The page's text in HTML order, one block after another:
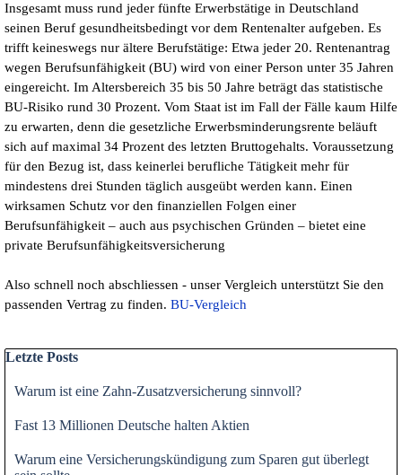
Insgesamt muss rund jeder fünfte Erwerbstätige in Deutschland
seinen Beruf gesundheitsbedingt vor dem Rentenalter aufgeben. Es
trifft keineswegs nur ältere Berufstätige: Etwa jeder 20. Rentenantrag
wegen Berufsunfähigkeit (BU) wird von einer Person unter 35 Jahren
eingereicht. Im Altersbereich 35 bis 50 Jahre beträgt das statistische
BU-Risiko rund 30 Prozent. Vom Staat ist im Fall der Fälle kaum Hilfe
zu erwarten, denn die gesetzliche Erwerbsminderungsrente beläuft
sich auf maximal 34 Prozent des letzten Bruttogehalts. Voraussetzung
für den Bezug ist, dass keinerlei berufliche Tätigkeit mehr für
mindestens drei Stunden täglich ausgeübt werden kann. Einen
wirksamen Schutz vor den finanziellen Folgen einer
Berufsunfähigkeit – auch aus psychischen Gründen – bietet eine
private Berufsunfähigkeitsversicherung
Also schnell noch abschliessen - unser Vergleich unterstützt Sie den
passenden Vertrag zu finden. BU-Vergleich
Block überspringen Letzte Posts
Letzte Posts
Warum ist eine Zahn-Zusatzversicherung sinnvoll?
Fast 13 Millionen Deutsche halten Aktien
Warum eine Versicherungskündigung zum Sparen gut überlegt